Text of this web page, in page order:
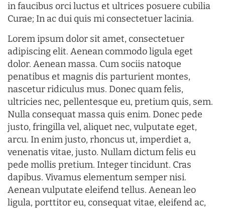
in faucibus orci luctus et ultrices posuere cubilia
Curae; In ac dui quis mi consectetuer lacinia.
Lorem ipsum dolor sit amet, consectetuer
adipiscing elit. Aenean commodo ligula eget
dolor. Aenean massa. Cum sociis natoque
penatibus et magnis dis parturient montes,
nascetur ridiculus mus. Donec quam felis,
ultricies nec, pellentesque eu, pretium quis, sem.
Nulla consequat massa quis enim. Donec pede
justo, fringilla vel, aliquet nec, vulputate eget,
arcu. In enim justo, rhoncus ut, imperdiet a,
venenatis vitae, justo. Nullam dictum felis eu
pede mollis pretium. Integer tincidunt. Cras
dapibus. Vivamus elementum semper nisi.
Aenean vulputate eleifend tellus. Aenean leo
ligula, porttitor eu, consequat vitae, eleifend ac,